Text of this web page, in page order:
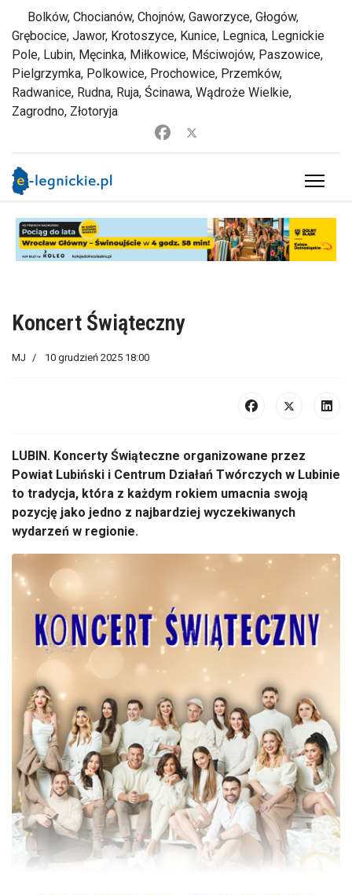
Bolków, Chocianów, Chojnów, Gaworzyce, Głogów,
Grębocice, Jawor, Krotoszyce, Kunice, Legnica, Legnickie
Pole, Lubin, Męcinka, Miłkowice, Mściwojów, Paszowice,
Pielgrzymka, Polkowice, Prochowice, Przemków,
Radwanice, Rudna, Ruja, Ścinawa, Wądroże Wielkie,
Zagrodno, Złotoryja
Koncert Świąteczny
MJ 10 grudzień 2025 18:00
LUBIN. Koncerty Świąteczne organizowane przez
Powiat Lubiński i Centrum Działań Twórczych w Lubinie
to tradycja, która z każdym rokiem umacnia swoją
pozycję jako jedno z najbardziej wyczekiwanych
wydarzeń w regionie.